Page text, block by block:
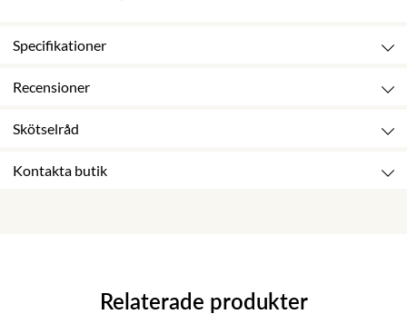
Specifikationer
Recensioner
Skötselråd
Kontakta butik
Relaterade produkter